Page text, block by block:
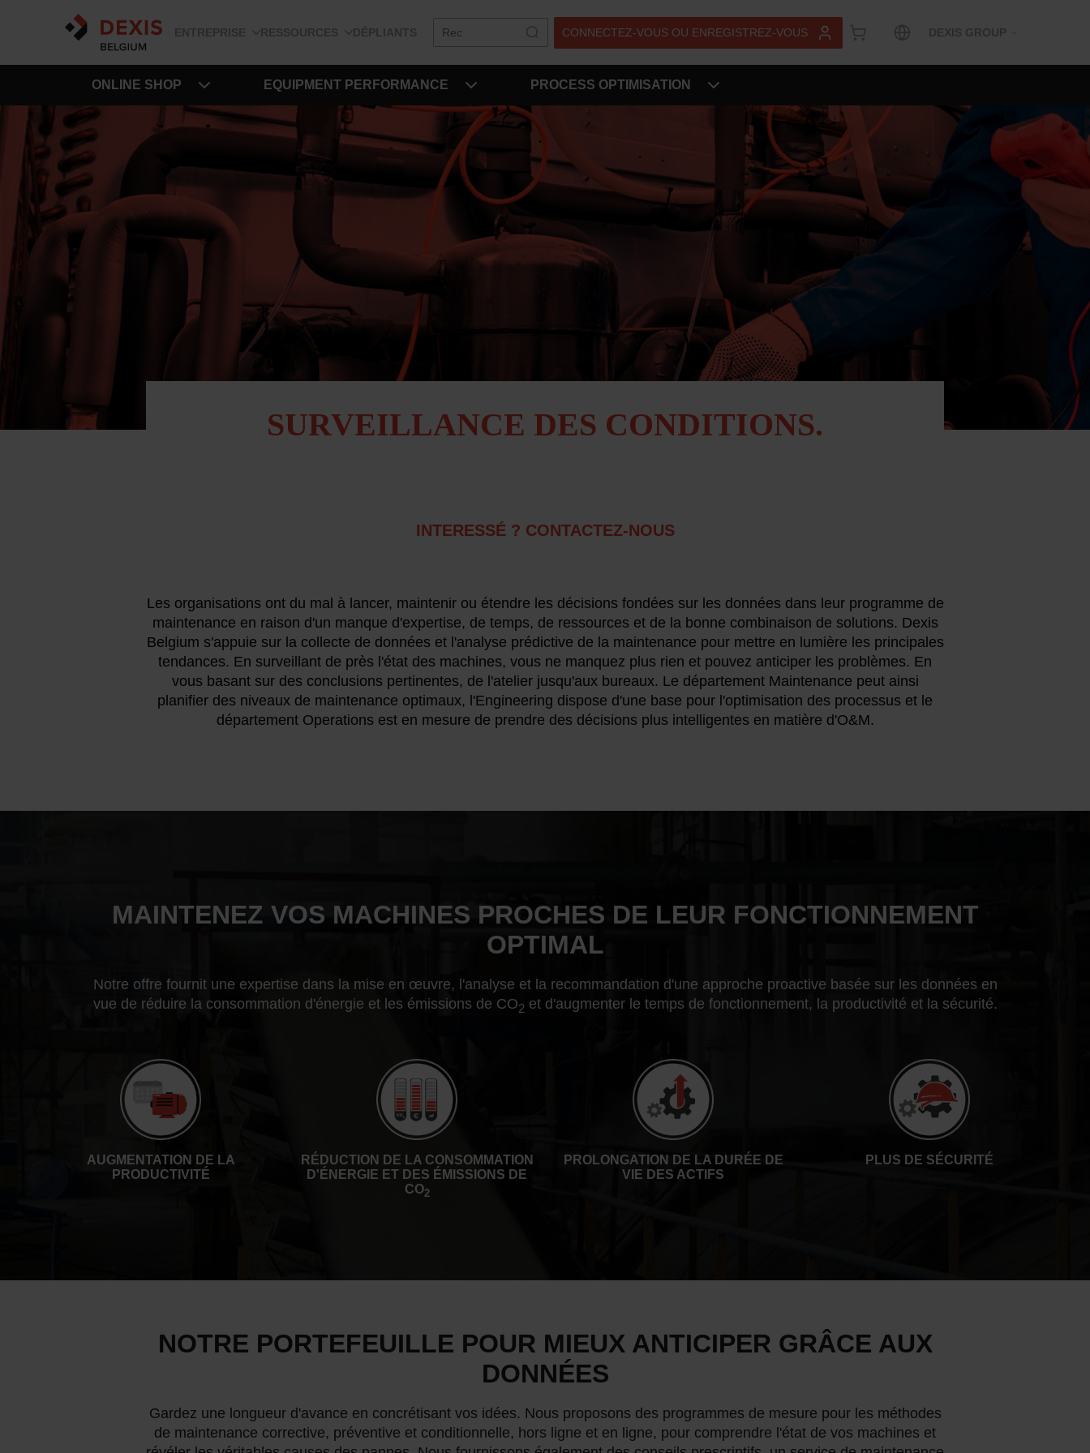
ENTREPRISE RESSOURCES DÉPLIANTS CONNECTEZ-VOUS OU ENREGISTREZ-VOUS DEXIS GROUP
ONLINE SHOP EQUIPMENT PERFORMANCE PROCESS OPTIMISATION
SURVEILLANCE DES CONDITIONS.
INTERESSÉ ? CONTACTEZ-NOUS
Les organisations ont du mal à lancer, maintenir ou étendre les décisions fondées sur les données dans leur programme de
maintenance en raison d'un manque d'expertise, de temps, de ressources et de la bonne combinaison de solutions. Dexis
Belgium s'appuie sur la collecte de données et l'analyse prédictive de la maintenance pour mettre en lumière les principales
tendances. En surveillant de près l'état des machines, vous ne manquez plus rien et pouvez anticiper les problèmes. En
vous basant sur des conclusions pertinentes, de l'atelier jusqu'aux bureaux. Le département Maintenance peut ainsi
planifier des niveaux de maintenance optimaux, l'Engineering dispose d'une base pour l'optimisation des processus et le
département Operations est en mesure de prendre des décisions plus intelligentes en matière d'O&M.
MAINTENEZ VOS MACHINES PROCHES DE LEUR FONCTIONNEMENT
OPTIMAL
Notre offre fournit une expertise dans la mise en œuvre, l'analyse et la recommandation d'une approche proactive basée sur les données en
vue de réduire la consommation d'énergie et les émissions de CO2 et d'augmenter le temps de fonctionnement, la productivité et la sécurité.
AUGMENTATION DE LA
PRODUCTIVITÉ
RÉDUCTION DE LA CONSOMMATION
D'ÉNERGIE ET DES ÉMISSIONS DE
CO2
PROLONGATION DE LA DURÉE DE
VIE DES ACTIFS
PLUS DE SÉCURITÉ
NOTRE PORTEFEUILLE POUR MIEUX ANTICIPER GRÂCE AUX
DONNÉES
Gardez une longueur d'avance en concrétisant vos idées. Nous proposons des programmes de mesure pour les méthodes
de maintenance corrective, préventive et conditionnelle, hors ligne et en ligne, pour comprendre l'état de vos machines et